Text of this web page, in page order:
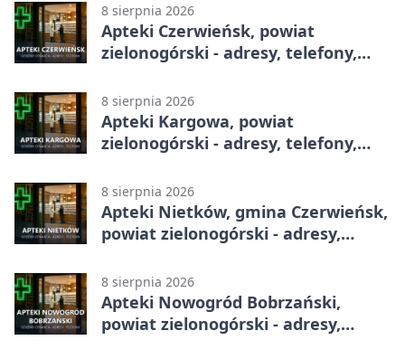
8 sierpnia 2026
Apteki Czerwieńsk, powiat
zielonogórski - adresy, telefony,
8 sierpnia 2026
Apteki Kargowa, powiat
zielonogórski - adresy, telefony,
8 sierpnia 2026
Apteki Nietków, gmina Czerwieńsk,
powiat zielonogórski - adresy,
8 sierpnia 2026
Apteki Nowogród Bobrzański,
powiat zielonogórski - adresy,